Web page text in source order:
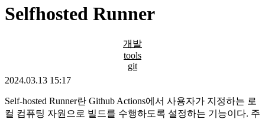
Selfhosted Runner
개발
tools
git
2024.03.13 15:17
Self-hosted Runner란 Github Actions에서 사용자가 지정하는 로
컬 컴퓨팅 자원으로 빌드를 수행하도록 설정하는 기능이다. 주